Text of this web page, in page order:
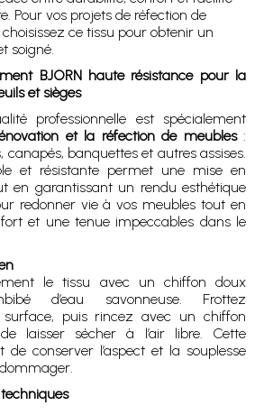
Pour vos projets de réfection de
choisissez ce tissu pour obtenir un
soigné.
BJORN haute résistance pour la
et sièges
professionnelle est spécialement
et la réfection de meubles:
canapés, banquettes et autres assises.
et résistante permet une mise en
en garantissant un rendu esthétique
redonner vie à vos meubles tout en
et une tenue impeccables dans le
le tissu avec un chiffon doux
d’eau savonneuse. Frottez
puis rincez avec un chiffon
laisser sécher à l’air libre. Cette
de conserver l’aspect et la souplesse